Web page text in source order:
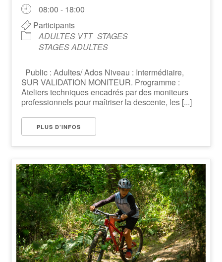
08:00 - 18:00
Participants
ADULTES VTT STAGES
STAGES ADULTES
Public : Adultes/ Ados Niveau : Intermédiaire,
SUR VALIDATION MONITEUR. Programme :
Ateliers techniques encadrés par des moniteurs
professionnels pour maîtriser la descente, les [...]
PLUS D’INFOS